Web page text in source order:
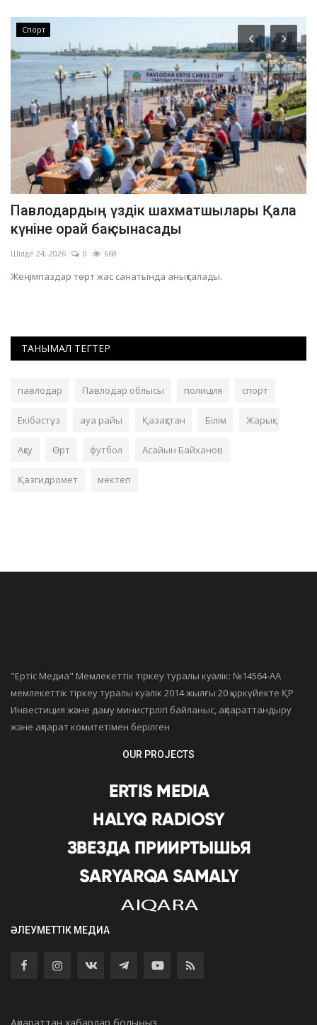
Спорт
Павлодардың үздік шахматшылары Қала
күніне орай бақ сынасады
Шілде 24, 2026 0 668
Жеңімпаздар төрт жас санатында анықталады.
ТАНЫМАЛ ТЕГТЕР
павлодар Павлодар облысы полиция спорт
Екібастұз ауа райы Қазақстан Білім Жарық
Ақсу Өрт футбол Асайын Байханов
Қазгидромет мектеп
"Ертiс Медиа" Мемлекеттік тіркеу туралы куәлік: №14564-АА
мемлекеттік тіркеу туралы куәлік 2014 жылғы 20 қыркүйекте ҚР
Инвестиция және даму министрлігі байланыс, ақпараттандыру
және ақпарат комитетімен берілген
OUR PROJECTS
ӘЛЕУМЕТТІК МЕДИА